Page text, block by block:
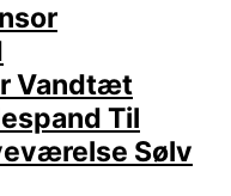
Vandtæt
Til
Sølv